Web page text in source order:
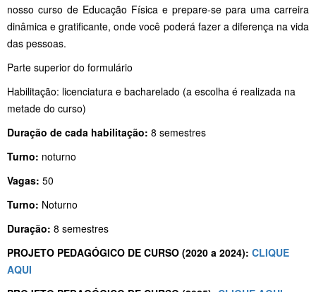
nosso curso de Educação Física e prepare-se para uma carreira
dinâmica e gratificante, onde você poderá fazer a diferença na vida
das pessoas.
Parte superior do formulário
Habilitação: licenciatura e bacharelado (a escolha é realizada na
metade do curso)
Duração de cada habilitação: 8 semestres
Turno: noturno
Vagas: 50
Turno: Noturno
Duração: 8 semestres
PROJETO PEDAGÓGICO DE CURSO (2020 a 2024): CLIQUE
AQUI